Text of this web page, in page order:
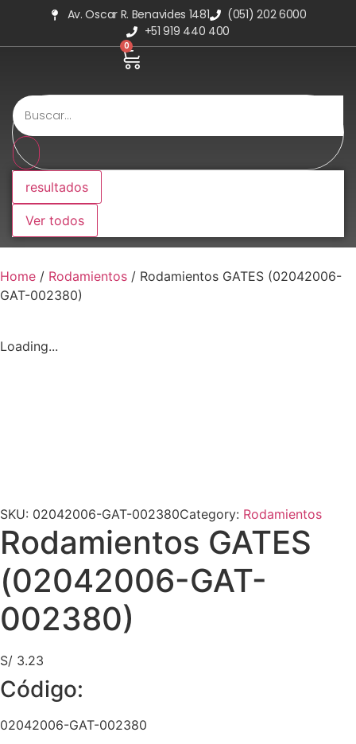
Av. Oscar R. Benavides 1481
(051) 202 6000
+51 919 440 400
0
resultados
Ver todos
Home / Rodamientos / Rodamientos GATES (02042006-
GAT-002380)
Loading...
SKU: 02042006-GAT-002380Category: Rodamientos
Rodamientos GATES
(02042006-GAT-
002380)
S/ 3.23
Código:
02042006-GAT-002380